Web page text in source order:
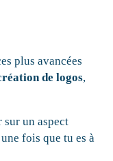
plus avancées
de logos,
sur un aspect
fois que tu es à